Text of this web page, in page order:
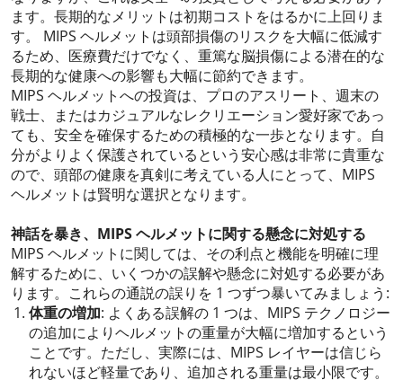
ます。長期的なメリットは初期コストをはるかに上回りま
す。 MIPS ヘルメットは頭部損傷のリスクを大幅に低減す
るため、医療費だけでなく、重篤な脳損傷による潜在的な
長期的な健康への影響も大幅に節約できます。
MIPS ヘルメットへの投資は、プロのアスリート、週末の
戦士、またはカジュアルなレクリエーション愛好家であっ
ても、安全を確保するための積極的な一歩となります。自
分がよりよく保護されているという安心感は非常に貴重な
ので、頭部の健康を真剣に考えている人にとって、MIPS
ヘルメットは賢明な選択となります。
神話を暴き、MIPS ヘルメットに関する懸念に対処する
MIPS ヘルメットに関しては、その利点と機能を明確に理
解するために、いくつかの誤解や懸念に対処する必要があ
ります。これらの通説の誤りを 1 つずつ暴いてみましょう:
体重の増加: よくある誤解の 1 つは、MIPS テクノロジー
の追加によりヘルメットの重量が大幅に増加するという
ことです。ただし、実際には、MIPS レイヤーは信じら
れないほど軽量であり、追加される重量は最小限です。